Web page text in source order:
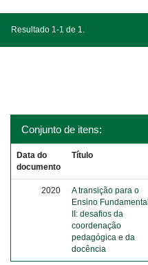
Resultado 1-1 de 1.
Conjunto de itens:
Data do
documento
Título
2020
A transição para o
Ensino Fundamental
II: desafios da
coordenação
pedagógica e da
docência